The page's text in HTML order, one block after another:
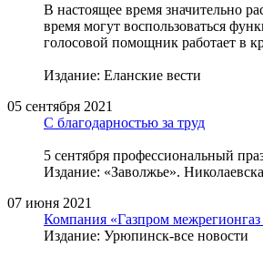
В настоящее время значительно
время могут воспользоваться
голосовой помощник работает в
Издание: Еланские вести
05 сентября 2021
С благодарностью за труд
5 сентября профессиональный
Издание: «Заволжье».
07 июня 2021
Компания «Газпром межрегионгаз
Издание: Урюпинск-все новости